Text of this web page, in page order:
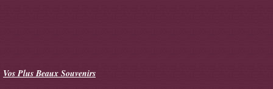
Vos Plus Beaux Souvenirs